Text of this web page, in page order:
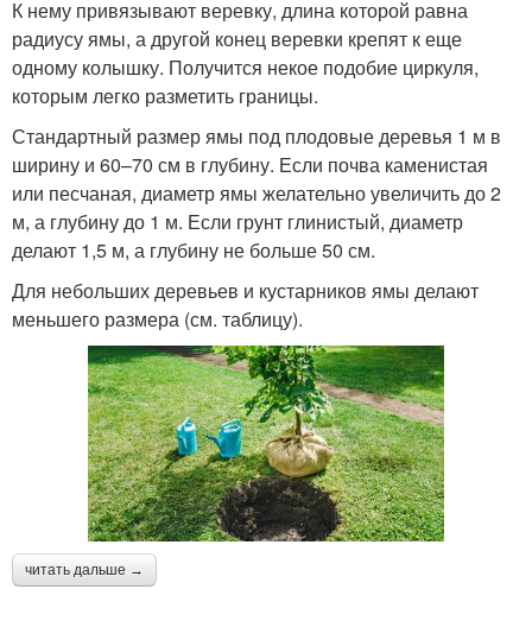
К нему привязывают веревку, длина которой равна
радиусу ямы, а другой конец веревки крепят к еще
одному колышку. Получится некое подобие циркуля,
которым легко разметить границы.
Стандартный размер ямы под плодовые деревья 1 м в
ширину и 60–70 см в глубину. Если почва каменистая
или песчаная, диаметр ямы желательно увеличить до 2
м, а глубину до 1 м. Если грунт глинистый, диаметр
делают 1,5 м, а глубину не больше 50 см.
Для небольших деревьев и кустарников ямы делают
меньшего размера (см. таблицу).
читать дальше →